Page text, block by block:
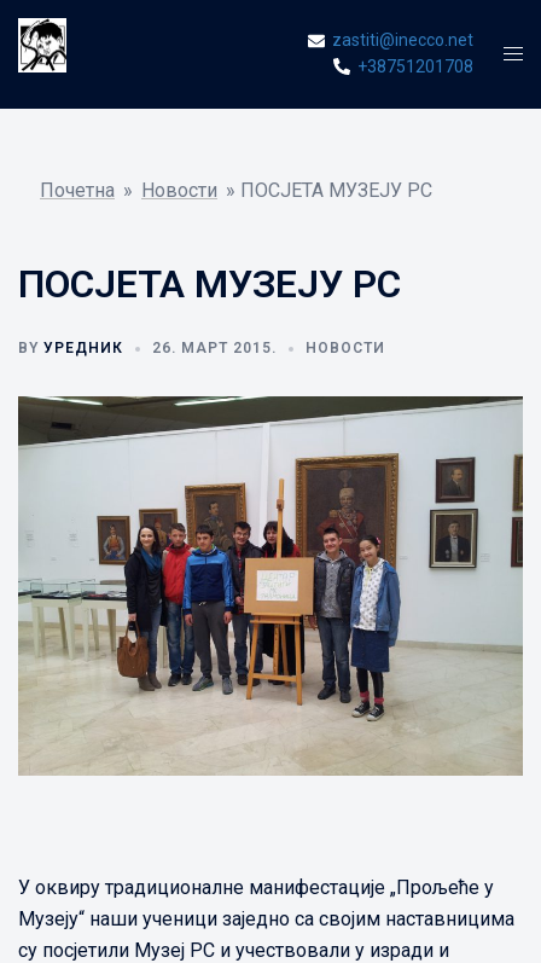
Skip
content
zastiti@inecco.net
+38751201708
Почетна » Новости » ПОСЈЕТА МУЗЕЈУ РС
ПОСЈЕТА МУЗЕЈУ РС
BY УРЕДНИК 26. МАРТ 2015. НОВОСТИ
У оквиру традиционалне манифестације „Прољеће у
Музеју“ наши ученици заједно са својим наставницима
су посјетили Музеј РС и учествовали у изради и